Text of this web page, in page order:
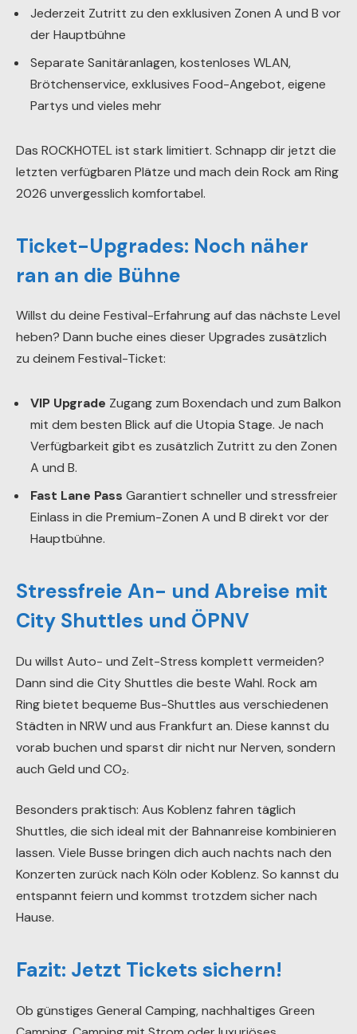
Jederzeit Zutritt zu den exklusiven Zonen A und B vor
der Hauptbühne
Separate Sanitäranlagen, kostenloses WLAN,
Brötchenservice, exklusives Food-Angebot, eigene
Partys und vieles mehr
Das ROCKHOTEL ist stark limitiert. Schnapp dir jetzt die
letzten verfügbaren Plätze und mach dein Rock am Ring
2026 unvergesslich komfortabel.
Ticket-Upgrades: Noch näher
ran an die Bühne
Willst du deine Festival-Erfahrung auf das nächste Level
heben? Dann buche eines dieser Upgrades zusätzlich
zu deinem Festival-Ticket:
VIP Upgrade Zugang zum Boxendach und zum Balkon
mit dem besten Blick auf die Utopia Stage. Je nach
Verfügbarkeit gibt es zusätzlich Zutritt zu den Zonen
A und B.
Fast Lane Pass Garantiert schneller und stressfreier
Einlass in die Premium-Zonen A und B direkt vor der
Hauptbühne.
Stressfreie An- und Abreise mit
City Shuttles und ÖPNV
Du willst Auto- und Zelt-Stress komplett vermeiden?
Dann sind die City Shuttles die beste Wahl. Rock am
Ring bietet bequeme Bus-Shuttles aus verschiedenen
Städten in NRW und aus Frankfurt an. Diese kannst du
vorab buchen und sparst dir nicht nur Nerven, sondern
auch Geld und CO₂.
Besonders praktisch: Aus Koblenz fahren täglich
Shuttles, die sich ideal mit der Bahnanreise kombinieren
lassen. Viele Busse bringen dich auch nachts nach den
Konzerten zurück nach Köln oder Koblenz. So kannst du
entspannt feiern und kommst trotzdem sicher nach
Hause.
Fazit: Jetzt Tickets sichern!
Ob günstiges General Camping, nachhaltiges Green